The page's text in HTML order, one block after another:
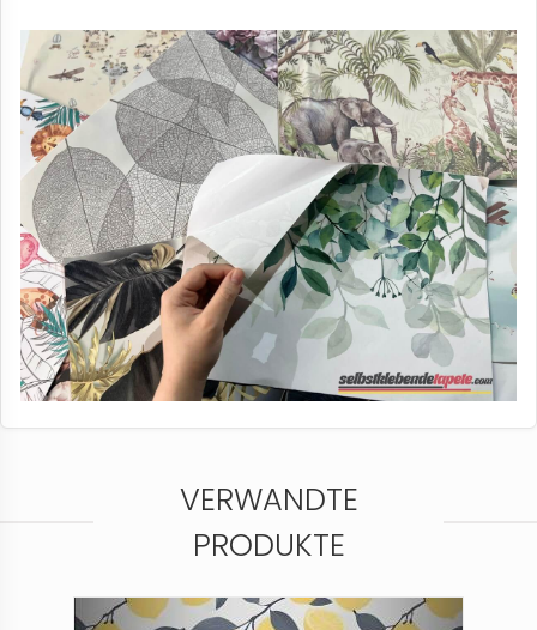
VERWANDTE
PRODUKTE